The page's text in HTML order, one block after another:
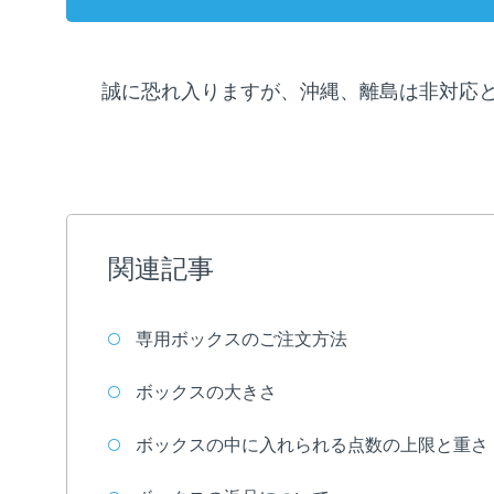
誠に恐れ入りますが、沖縄、離島は非対応
関連記事
専用ボックスのご注文方法
ボックスの大きさ
ボックスの中に入れられる点数の上限と重さ